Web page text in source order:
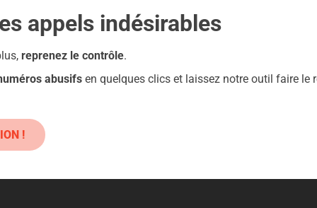
classiques : danger !
CREFILUX-IMMO.COM
: Danger !
appels indésirables
reprenez le contrôle.
abusifs en quelques clics et laissez notre outil faire le
!